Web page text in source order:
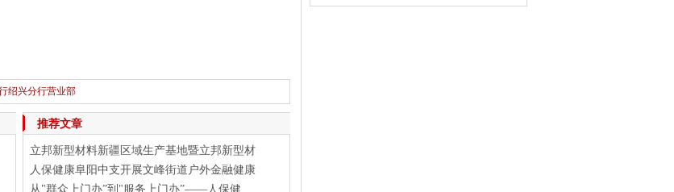
绍兴分行营业部
为爱上色」探访山西河东立邦希望小学：“晋”享六一，童心逐梦
推荐文章
立邦新型材料新疆区域生产基地暨立邦新型材
人保健康阜阳中支开展文峰街道户外金融健康
从"群众上门办”到"服务上门办”——人保健